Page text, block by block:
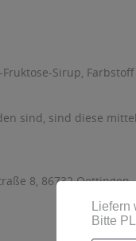
Sirup,
sind, sind diese
8, 86732 Oettingen